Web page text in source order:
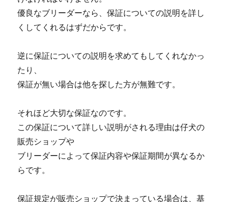
優良なブリーダーなら、保証についての説明を詳し
くしてくれるはずだからです。
逆に保証についての説明を求めてもしてくれなかっ
たり、
保証が無い場合は他を探した方が無難です。
それほど大切な保証なのです。
この保証について詳しい説明がされる理由は仔犬の
販売ショップや
ブリーダーによって保証内容や保証期間が異なるか
らです。
保証規定が販売ショップで決まっている場合は、基